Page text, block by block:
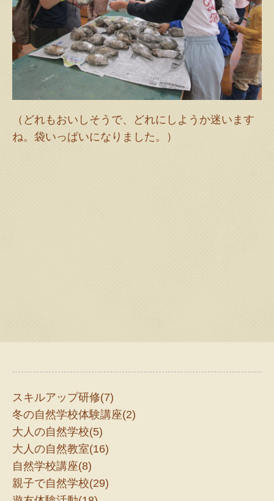
（どれもおいしそうで、どれにしようか迷います
ね。袋いっぱいになりました。）
スキルアップ研修(7)
冬の自然学校体験講座(2)
大人の自然学校(5)
大人の自然教室(16)
自然学校講座(8)
親子で自然学校(29)